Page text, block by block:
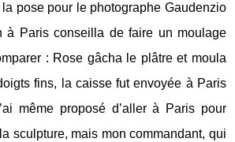
pose pour le photographe Gaudenzio
à Paris conseilla de faire un moulage
: Rose gâcha le plâtre et moula
fins, la caisse fut envoyée à Paris
même proposé d’aller à Paris pour
sculpture, mais mon commandant, qui